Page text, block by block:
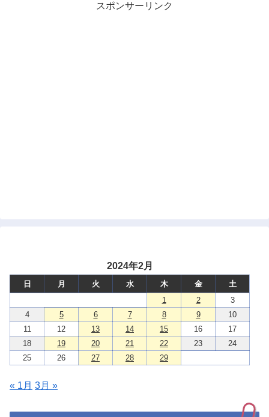
スポンサーリンク
2024年2月
日 月 火 水 木 金
土
1
2
3
4
5 6 7 8 9
10
11
12 13 14 15 16
17
18
19 20 21 22 23
24
25
26 27 28 29
« 1月 3月 »